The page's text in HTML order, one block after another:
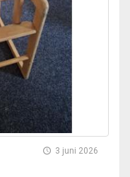
3 juni 2026